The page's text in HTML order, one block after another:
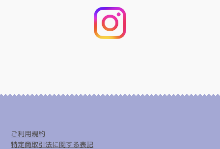
ご利用規約
特定商取引法に関する表記